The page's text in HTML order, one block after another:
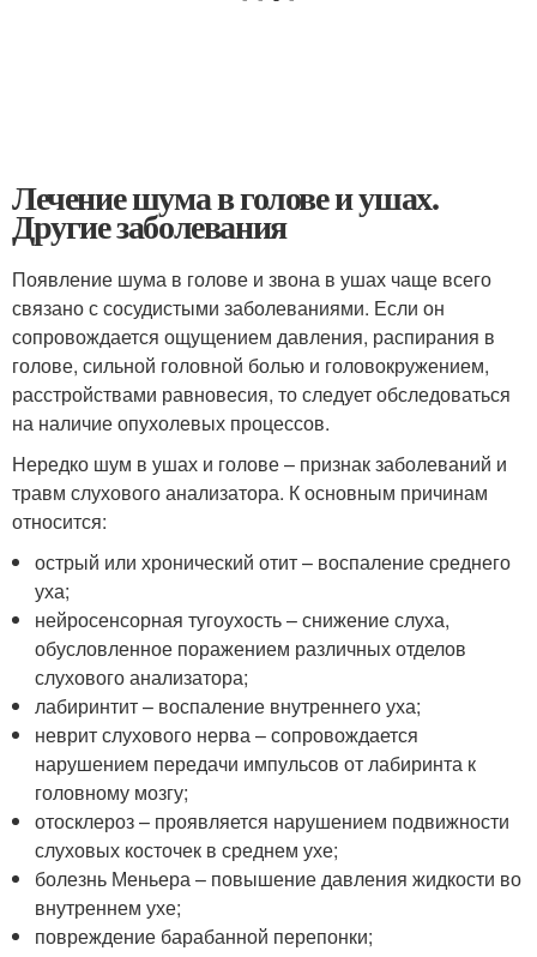
Лечение шума в голове и ушах.
Другие заболевания
Появление шума в голове и звона в ушах чаще всего
связано с сосудистыми заболеваниями. Если он
сопровождается ощущением давления, распирания в
голове, сильной головной болью и головокружением,
расстройствами равновесия, то следует обследоваться
на наличие опухолевых процессов.
Нередко шум в ушах и голове – признак заболеваний и
травм слухового анализатора. К основным причинам
относится:
острый или хронический отит – воспаление среднего
уха;
нейросенсорная тугоухость – снижение слуха,
обусловленное поражением различных отделов
слухового анализатора;
лабиринтит – воспаление внутреннего уха;
неврит слухового нерва – сопровождается
нарушением передачи импульсов от лабиринта к
головному мозгу;
отосклероз – проявляется нарушением подвижности
слуховых косточек в среднем ухе;
болезнь Меньера – повышение давления жидкости во
внутреннем ухе;
повреждение барабанной перепонки;